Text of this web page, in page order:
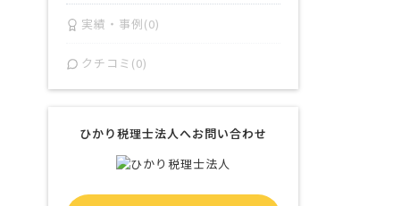
実績・事例(0)
クチコミ(0)
ひかり税理士法人へお問い合わせ